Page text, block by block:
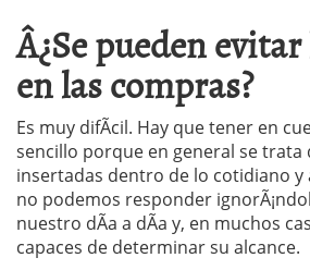
Â¿Se pueden
en las compras?
Es muy difÃ­cil. Hay que tener en
sencillo porque en general se trata
insertadas dentro de lo cotidiano y
no podemos responder
nuestro dÃ­a a dÃ­a y, en muchos
capaces de determinar su alcance.